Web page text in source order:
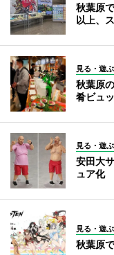
秋葉原
以上、
見る・遊ぶ
秋葉原
肴ビュ
見る・遊ぶ
安田大
ュア化
見る・遊ぶ
秋葉原